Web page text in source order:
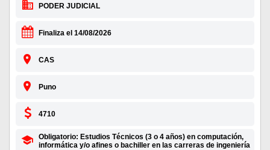
PODER JUDICIAL
Finaliza el 14/08/2026
CAS
Puno
4710
Obligatorio: Estudios Técnicos (3 o 4 años) en computación,
informática y/o afines o bachiller en las carreras de ingeniería